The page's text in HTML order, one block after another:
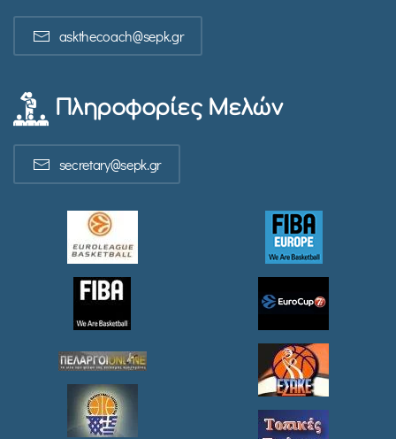
askthecoach@sepk.gr
Πληροφορίες Μελών
secretary@sepk.gr